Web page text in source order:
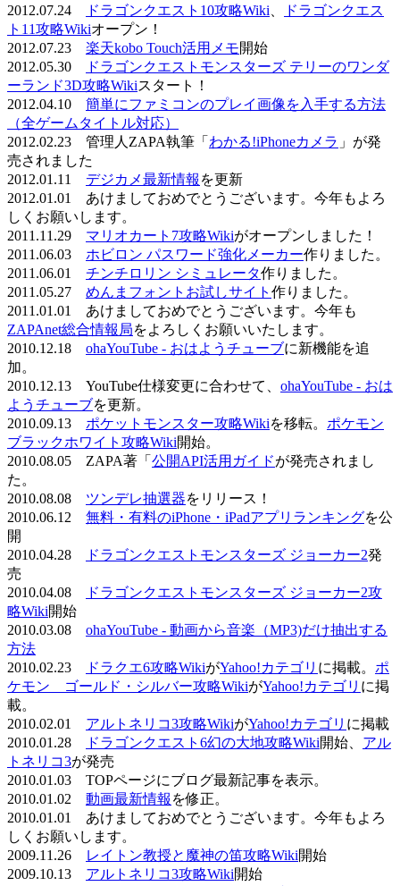
2012.07.24
ドラゴンクエスト10攻略Wiki
ドラゴンクエス
ト11攻略Wikiオープン！
2012.07.23 楽天kobo Touch活用メモ開始
2012.05.30
ドラゴンクエストモンスターズ テリーのワンダ
ーランド3D攻略Wikiスタート！
2012.04.10 簡単にファミコンのプレイ画像を入手する方法
（全ゲームタイトル対応）
2012.02.23 管理人ZAPA執筆「 わかる!iPhoneカメラ 」が発
売されました
2012.01.11 デジカメ最新情報 を更新
2012.01.01 あけましておめでとうございます。今年もよろ
しくお願いします。
2011.11.29 マリオカート7攻略Wikiがオープンしました！
2011.06.03 ホビロン パスワード強化メーカー作りました。
2011.06.01 チンチロリン シミュレータ作りました。
2011.05.27 めんまフォントお試しサイト 作りました。
2011.01.01 あけましておめでとうございます。今年も
ZAPAnet総合情報局をよろしくお願いいたします。
2010.12.18 ohaYouTube - おはようチューブに新機能を追
加。
2010.12.13 YouTube仕様変更に合わせて、 ohaYouTube - おは
ようチューブを更新。
2010.09.13 ポケットモンスター攻略Wikiを移転。 ポケモン
ブラックホワイト攻略Wiki開始。
2010.08.05 ZAPA著「 公開API活用ガイドが発売されまし
た。
2010.08.08 ツンデレ抽選器をリリース！
2010.06.12 無料・有料のiPhone・iPadアプリランキングを公
開
2010.04.28
ドラゴンクエストモンスターズ ジョーカー2発
売
2010.04.08
ドラゴンクエストモンスターズ ジョーカー2攻
略Wiki開始
2010.03.08 ohaYouTube - 動画から音楽（MP3)だけ抽出する
方法
2010.02.23
ドラクエ6攻略WikiがYahoo!カテゴリ に掲載。 ポ
ケモン ゴールド・シルバー攻略WikiがYahoo!カテゴリ に掲
載。
2010.02.01 アルトネリコ3攻略WikiがYahoo!カテゴリ に掲載
2010.01.28
ドラゴンクエスト6幻の大地攻略Wiki開始、 アル
トネリコ3が発売
2010.01.03 TOPページにブログ最新記事を表示。
2010.01.02 動画最新情報 を修正。
2010.01.01 あけましておめでとうございます。今年もよろ
しくお願いします。
2009.11.26
レイトン教授と魔神の笛攻略Wiki開始
2009.10.13 アルトネリコ3攻略Wiki開始